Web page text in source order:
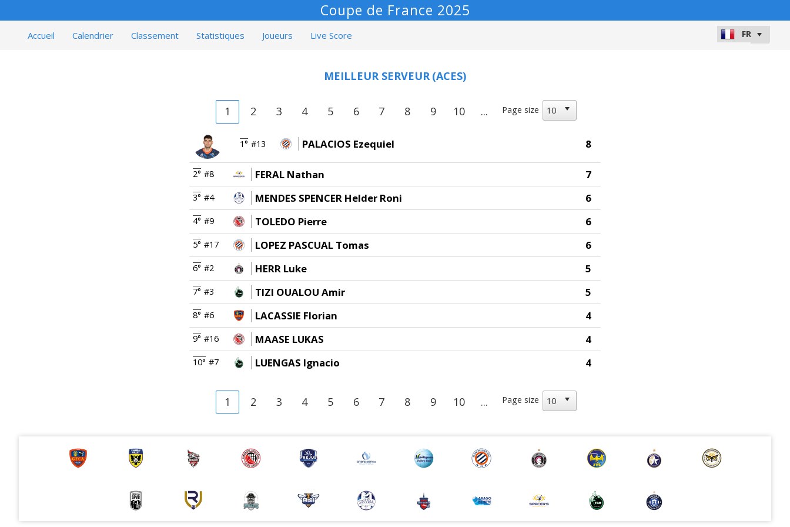
Coupe de France 2025
Accueil Calendrier Classement Statistiques Joueurs Live Score
MEILLEUR SERVEUR (ACES)
1 2 3 4 5 6 7 8 9 10 ... Page size
1° #13 PALACIOS Ezequiel 8
2° #8 FERAL Nathan 7
3° #4 MENDES SPENCER Helder Roni 6
4° #9 TOLEDO Pierre 6
5° #17 LOPEZ PASCUAL Tomas 6
6° #2 HERR Luke 5
7° #3 TIZI OUALOU Amir 5
8° #6 LACASSIE Florian 4
9° #16 MAASE LUKAS 4
10° #7 LUENGAS Ignacio 4
1 2 3 4 5 6 7 8 9 10 ... Page size